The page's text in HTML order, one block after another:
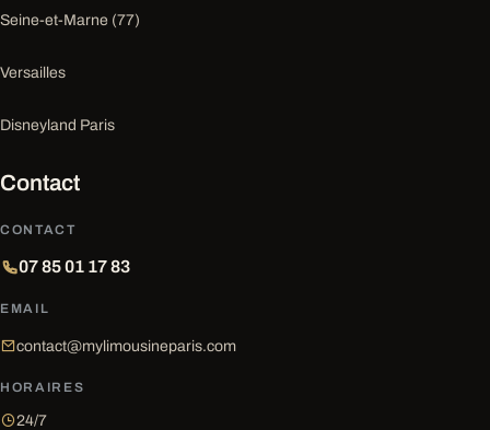
Seine-et-Marne (77)
Versailles
Disneyland Paris
Contact
CONTACT
07 85 01 17 83
EMAIL
contact@mylimousineparis.com
HORAIRES
24/7